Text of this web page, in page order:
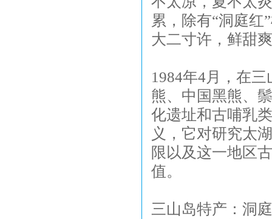
累，除有“洞庭红
大二寸许，鲜甜
1984年4月，在
熊、中国黑熊、
化遗址和古哺乳
义，它对研究太
限以及这一地区
值。
三山岛特产：洞